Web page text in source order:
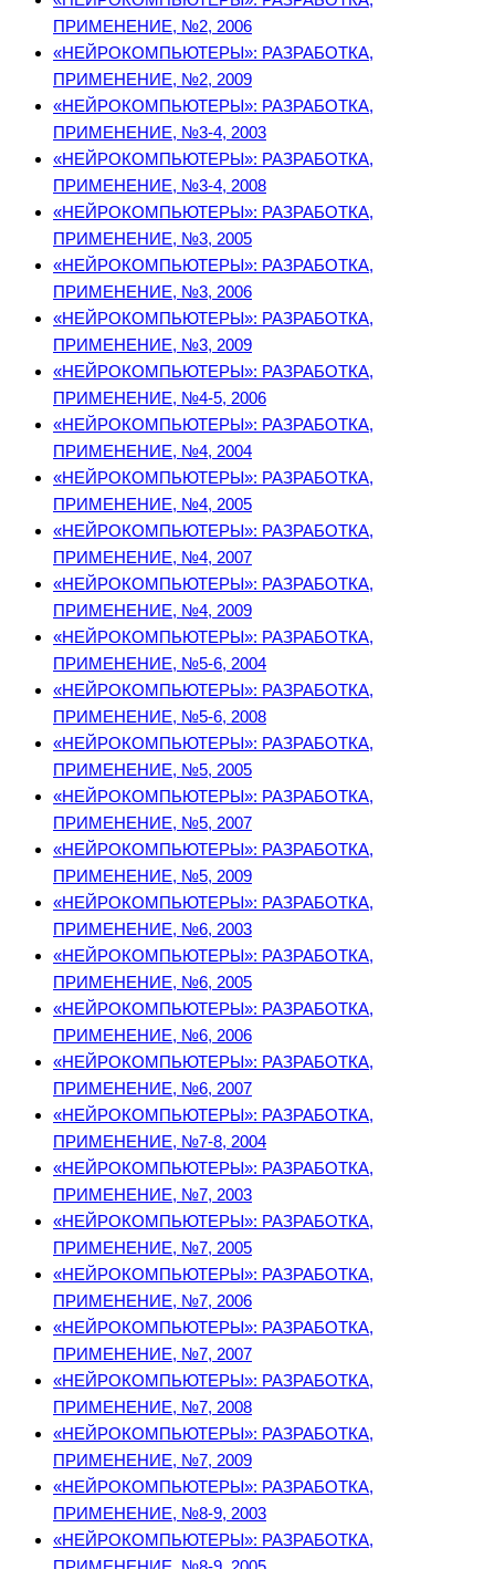
ПРИМЕНЕНИЕ, №2, 2006
«НЕЙРОКОМПЬЮТЕРЫ»: РАЗРАБОТКА,
ПРИМЕНЕНИЕ, №2, 2009
«НЕЙРОКОМПЬЮТЕРЫ»: РАЗРАБОТКА,
ПРИМЕНЕНИЕ, №3-4, 2003
«НЕЙРОКОМПЬЮТЕРЫ»: РАЗРАБОТКА,
ПРИМЕНЕНИЕ, №3-4, 2008
«НЕЙРОКОМПЬЮТЕРЫ»: РАЗРАБОТКА,
ПРИМЕНЕНИЕ, №3, 2005
«НЕЙРОКОМПЬЮТЕРЫ»: РАЗРАБОТКА,
ПРИМЕНЕНИЕ, №3, 2006
«НЕЙРОКОМПЬЮТЕРЫ»: РАЗРАБОТКА,
ПРИМЕНЕНИЕ, №3, 2009
«НЕЙРОКОМПЬЮТЕРЫ»: РАЗРАБОТКА,
ПРИМЕНЕНИЕ, №4-5, 2006
«НЕЙРОКОМПЬЮТЕРЫ»: РАЗРАБОТКА,
ПРИМЕНЕНИЕ, №4, 2004
«НЕЙРОКОМПЬЮТЕРЫ»: РАЗРАБОТКА,
ПРИМЕНЕНИЕ, №4, 2005
«НЕЙРОКОМПЬЮТЕРЫ»: РАЗРАБОТКА,
ПРИМЕНЕНИЕ, №4, 2007
«НЕЙРОКОМПЬЮТЕРЫ»: РАЗРАБОТКА,
ПРИМЕНЕНИЕ, №4, 2009
«НЕЙРОКОМПЬЮТЕРЫ»: РАЗРАБОТКА,
ПРИМЕНЕНИЕ, №5-6, 2004
«НЕЙРОКОМПЬЮТЕРЫ»: РАЗРАБОТКА,
ПРИМЕНЕНИЕ, №5-6, 2008
«НЕЙРОКОМПЬЮТЕРЫ»: РАЗРАБОТКА,
ПРИМЕНЕНИЕ, №5, 2005
«НЕЙРОКОМПЬЮТЕРЫ»: РАЗРАБОТКА,
ПРИМЕНЕНИЕ, №5, 2007
«НЕЙРОКОМПЬЮТЕРЫ»: РАЗРАБОТКА,
ПРИМЕНЕНИЕ, №5, 2009
«НЕЙРОКОМПЬЮТЕРЫ»: РАЗРАБОТКА,
ПРИМЕНЕНИЕ, №6, 2003
«НЕЙРОКОМПЬЮТЕРЫ»: РАЗРАБОТКА,
ПРИМЕНЕНИЕ, №6, 2005
«НЕЙРОКОМПЬЮТЕРЫ»: РАЗРАБОТКА,
ПРИМЕНЕНИЕ, №6, 2006
«НЕЙРОКОМПЬЮТЕРЫ»: РАЗРАБОТКА,
ПРИМЕНЕНИЕ, №6, 2007
«НЕЙРОКОМПЬЮТЕРЫ»: РАЗРАБОТКА,
ПРИМЕНЕНИЕ, №7-8, 2004
«НЕЙРОКОМПЬЮТЕРЫ»: РАЗРАБОТКА,
ПРИМЕНЕНИЕ, №7, 2003
«НЕЙРОКОМПЬЮТЕРЫ»: РАЗРАБОТКА,
ПРИМЕНЕНИЕ, №7, 2005
«НЕЙРОКОМПЬЮТЕРЫ»: РАЗРАБОТКА,
ПРИМЕНЕНИЕ, №7, 2006
«НЕЙРОКОМПЬЮТЕРЫ»: РАЗРАБОТКА,
ПРИМЕНЕНИЕ, №7, 2007
«НЕЙРОКОМПЬЮТЕРЫ»: РАЗРАБОТКА,
ПРИМЕНЕНИЕ, №7, 2008
«НЕЙРОКОМПЬЮТЕРЫ»: РАЗРАБОТКА,
ПРИМЕНЕНИЕ, №7, 2009
«НЕЙРОКОМПЬЮТЕРЫ»: РАЗРАБОТКА,
ПРИМЕНЕНИЕ, №8-9, 2003
«НЕЙРОКОМПЬЮТЕРЫ»: РАЗРАБОТКА,